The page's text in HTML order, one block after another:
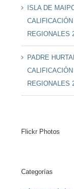
ISLA DE
REGIONALES
PADRE
REGIONALES
Flickr Photos
Categorías